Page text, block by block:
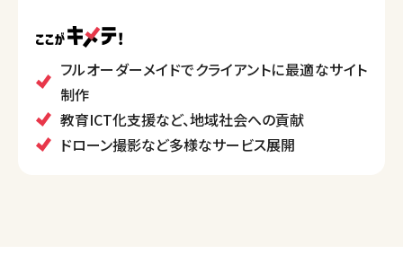
業展開を行いながら、五島市外のクライアントにも対
応しています。
フルオーダーメイドのサイト制作が特徴で、要望に応じ
た柔軟な対応を行っています。
フルオーダーメイドでクライアントに最適なサイト
制作
教育ICT化支援など、地域社会への貢献
ドローン撮影など多様なサービス展開